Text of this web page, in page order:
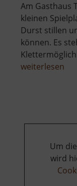
Am Gasthaus
kleinen
Durst stillen
können. Es
weiterlesen
Um
wird